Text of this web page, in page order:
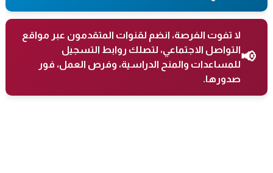
📢
لا تفوت الفرصة، انضم لقنوات المتقدمون عبر مواقع
التواصل الاجتماعي، لتصلك روابط التسجيل
للمساعدات والمنح الدراسية، وفرص العمل، فور
صدورها.